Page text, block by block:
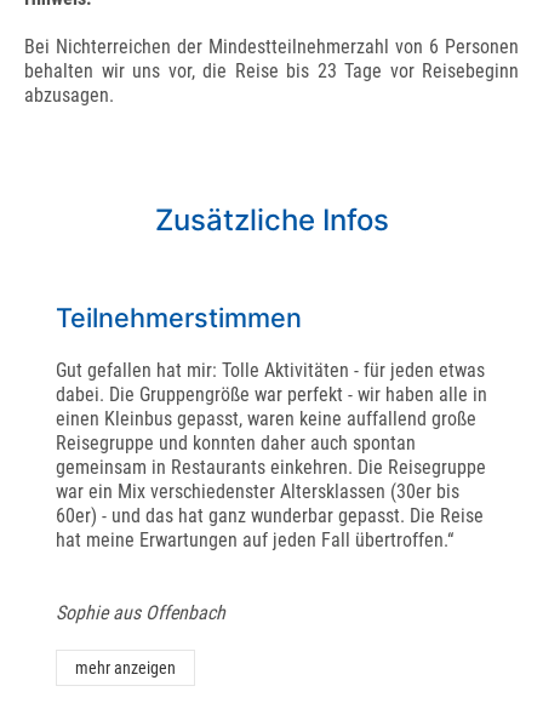
Bei Nichterreichen der Mindestteilnehmerzahl von 6 Personen
behalten wir uns vor, die Reise bis 23 Tage vor Reisebeginn
abzusagen.
Zusätzliche Infos
Teilnehmerstimmen
Gut gefallen hat mir: Tolle Aktivitäten - für jeden etwas
dabei. Die Gruppengröße war perfekt - wir haben alle in
einen Kleinbus gepasst, waren keine auffallend große
Reisegruppe und konnten daher auch spontan
gemeinsam in Restaurants einkehren. Die Reisegruppe
war ein Mix verschiedenster Altersklassen (30er bis
60er) - und das hat ganz wunderbar gepasst. Die Reise
hat meine Erwartungen auf jeden Fall übertroffen.“
Sophie aus Offenbach
mehr anzeigen